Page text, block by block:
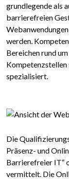
grundlegende als
barrierefreien
werden.
Bereichen rund
Kompetenzstellen
spezialisiert.
Die
Präsenz- und
Barrierefreier IT“
vermittelt. Die